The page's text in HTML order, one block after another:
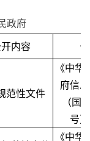
政府
内容
范性文件
《中
府信
（国
号
《中